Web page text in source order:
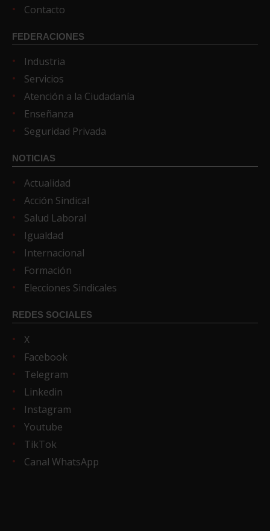
Contacto
FEDERACIONES
Industria
Servicios
Atención a la Ciudadanía
Enseñanza
Seguridad Privada
NOTICIAS
Actualidad
Acción Sindical
Salud Laboral
Igualdad
Internacional
Formación
Elecciones Sindicales
REDES SOCIALES
X
Facebook
Telegram
Linkedin
Instagram
Youtube
TikTok
Canal WhatsApp